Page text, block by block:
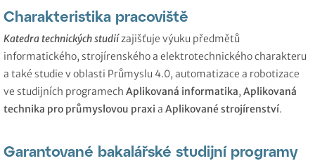
Charakteristika pracoviště
Katedra technických studiízajišťuje výuku předmětů
informatického, strojírenského a elektrotechnického charakteru
a také studie v oblasti Průmyslu 4.0, automatizace a robotizace
ve studijních programech Aplikovaná informatika, Aplikovaná
technika pro průmyslovou praxi a Aplikované strojírenství.
Garantované bakalářské studijní programy